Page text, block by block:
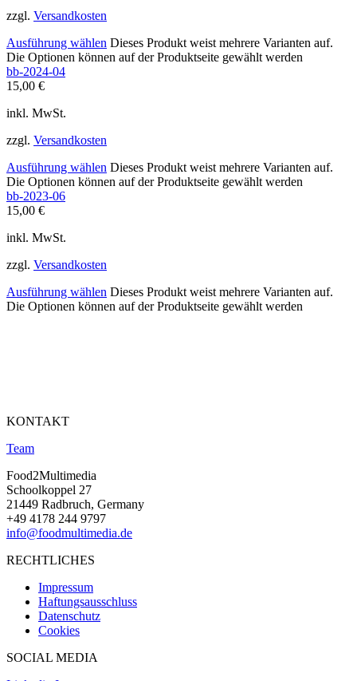
zzgl. Versandkosten
Ausführung wählen Dieses Produkt weist mehrere Varianten auf.
Die Optionen können auf der Produktseite gewählt werden
bb-2024-04
15,00 €
inkl. MwSt.
zzgl. Versandkosten
Ausführung wählen Dieses Produkt weist mehrere Varianten auf.
Die Optionen können auf der Produktseite gewählt werden
bb-2023-06
15,00 €
inkl. MwSt.
zzgl. Versandkosten
Ausführung wählen Dieses Produkt weist mehrere Varianten auf.
Die Optionen können auf der Produktseite gewählt werden
KONTAKT
Team
Food2Multimedia
Schoolkoppel 27
21449 Radbruch, Germany
+49 4178 244 9797
info@foodmultimedia.de
RECHTLICHES
Impressum
Haftungsausschluss
Datenschutz
Cookies
SOCIAL MEDIA